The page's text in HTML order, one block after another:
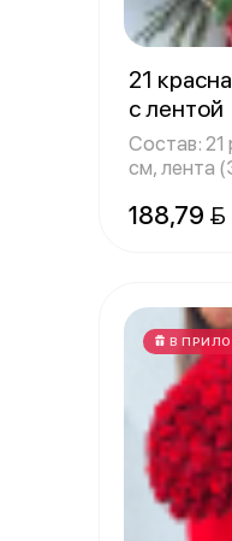
21
с лентой
Состав: 21
см, лента
188,79 
В